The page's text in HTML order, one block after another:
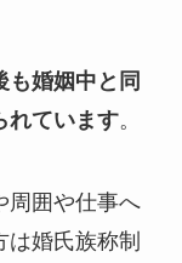
も婚姻中と同
れています。
周囲や仕事へ
婚氏族称制